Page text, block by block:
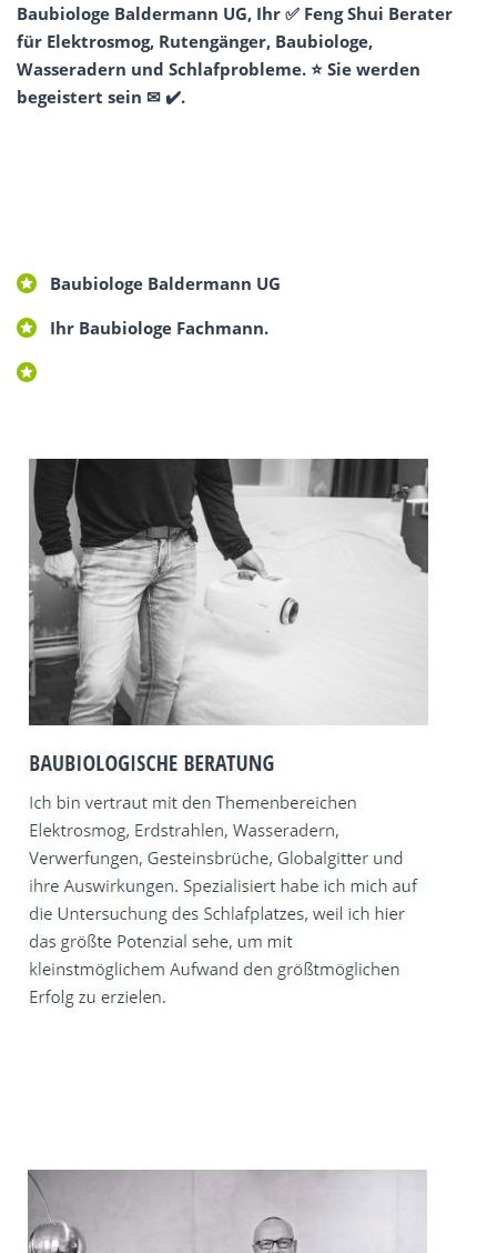
Baubiologe Baldermann UG, Ihr ✅ Feng Shui Berater
für Elektrosmog, Rutengänger, Baubiologe,
Wasseradern und Schlafprobleme. ⭐ Sie werden
begeistert sein ✉ ✔️.
Baubiologe Baldermann UG
Ihr Baubiologe Fachmann.